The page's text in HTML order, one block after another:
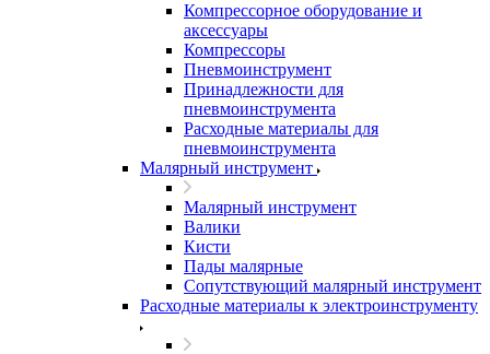
Компрессорное оборудование и
аксессуары
Компрессоры
Пневмоинструмент
Принадлежности для
пневмоинструмента
Расходные материалы для
пневмоинструмента
Малярный инструмент
Малярный инструмент
Валики
Кисти
Пады малярные
Сопутствующий малярный инструмент
Расходные материалы к электроинструменту